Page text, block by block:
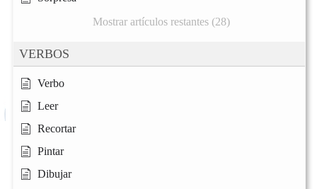
Mostrar artículos restantes (28)
VERBOS
Verbo
Leer
Recortar
Pintar
Dibujar